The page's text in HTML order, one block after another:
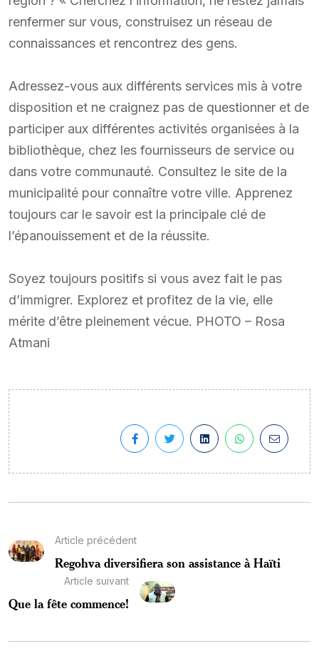
renfermer sur vous, construisez un réseau de
connaissances et rencontrez des gens.
Adressez-vous aux différents services mis à votre
disposition et ne craignez pas de questionner et de
participer aux différentes activités organisées à la
bibliothèque, chez les fournisseurs de service ou
dans votre communauté. Consultez le site de la
municipalité pour connaître votre ville. Apprenez
toujours car le savoir est la principale clé de
l’épanouissement et de la réussite.
Soyez toujours positifs si vous avez fait le pas
d’immigrer. Explorez et profitez de la vie, elle
mérite d’être pleinement vécue. PHOTO – Rosa
Atmani
Article précédent
Regohva diversifiera son assistance à Haïti
Article suivant
Que la fête commence!